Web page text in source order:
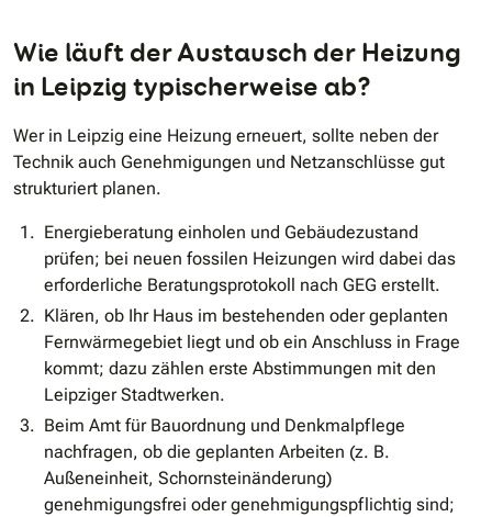
Wie läuft der Austausch der Heizung
in Leipzig typischerweise ab?
Wer in Leipzig eine Heizung erneuert, sollte neben der
Technik auch Genehmigungen und Netzanschlüsse gut
strukturiert planen.
Energieberatung einholen und Gebäudezustand
prüfen; bei neuen fossilen Heizungen wird dabei das
erforderliche Beratungsprotokoll nach GEG erstellt.
Klären, ob Ihr Haus im bestehenden oder geplanten
Fernwärmegebiet liegt und ob ein Anschluss in Frage
kommt; dazu zählen erste Abstimmungen mit den
Leipziger Stadtwerken.
Beim Amt für Bauordnung und Denkmalpflege
nachfragen, ob die geplanten Arbeiten (z. B.
Außeneinheit, Schornsteinänderung)
genehmigungsfrei oder genehmigungspflichtig sind;